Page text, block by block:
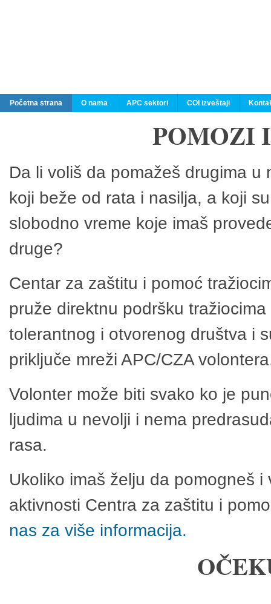
Početna strana O nama APC sektori COI izveštaji
POMOZI
Da li voliš da pomažeš drugima
koji beže od rata i nasilja, a koji
slobodno vreme koje imaš
druge?
Centar za zaštitu i pomoć
pruže direktnu podršku
tolerantnog i otvorenog društva i
priključe mreži APC/CZA
Volonter može biti svako ko je
ljudima u nevolji i nema
rasa.
Ukoliko imaš želju da pomogneš
aktivnosti Centra za zaštitu i
nas za više informacija.